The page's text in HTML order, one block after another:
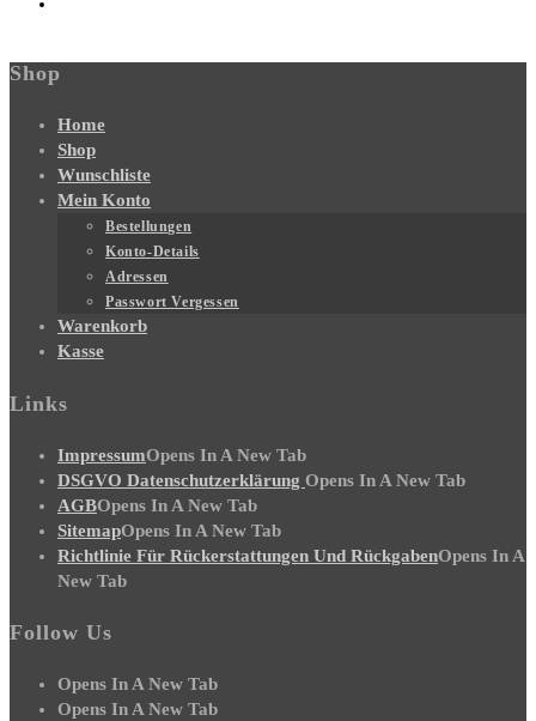
Shop
Home
Shop
Wunschliste
Mein Konto
Bestellungen
Konto-Details
Adressen
Passwort Vergessen
Warenkorb
Kasse
Links
ImpressumOpens In A New Tab
DSGVO Datenschutzerklärung Opens In A New Tab
AGBOpens In A New Tab
SitemapOpens In A New Tab
Richtlinie Für Rückerstattungen Und RückgabenOpens In A
New Tab
Follow Us
Opens In A New Tab
Opens In A New Tab